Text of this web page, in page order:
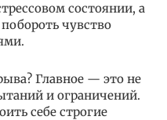
состоянии, а
чувство
Главное — это не
и ограничений.
себе строгие